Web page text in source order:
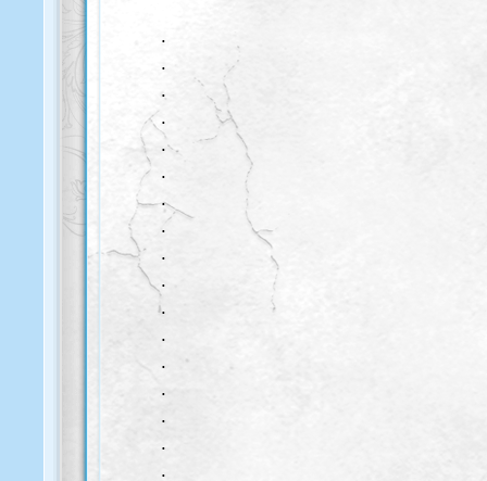
.
.
.
.
.
.
.
.
.
.
.
.
.
.
.
.
.